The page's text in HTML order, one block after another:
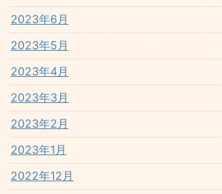
2023年6月
2023年5月
2023年4月
2023年3月
2023年2月
2023年1月
2022年12月